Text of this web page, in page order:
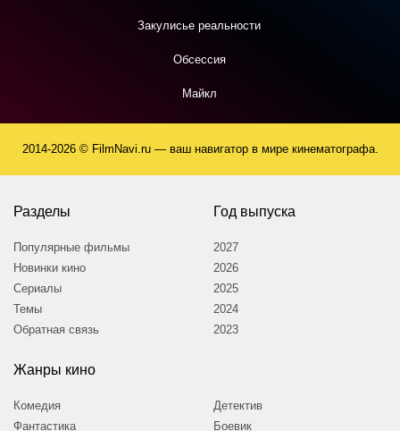
Закулисье реальности
Обсессия
Майкл
2014-2026 © FilmNavi.ru — ваш навигатор в мире кинематографа.
Разделы
Популярные фильмы
Новинки кино
Сериалы
Темы
Обратная связь
Год выпуска
2027
2026
2025
2024
2023
Жанры кино
Комедия
Фантастика
Детектив
Боевик